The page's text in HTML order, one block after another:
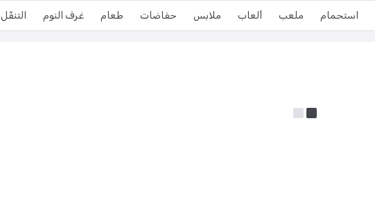
التنقّل غرف النوم طعام حفاضات ملابس ألعاب ملعب استحمام